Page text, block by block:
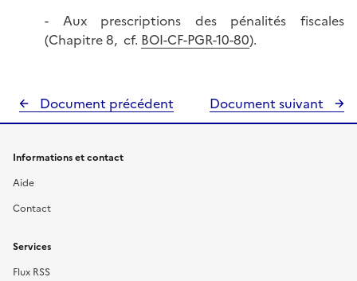
- Aux prescriptions des pénalités fiscales
(Chapitre 8, cf. BOI-CF-PGR-10-80).
Document précédent Document suivant
Informations et contact
Aide
Contact
Services
Flux RSS